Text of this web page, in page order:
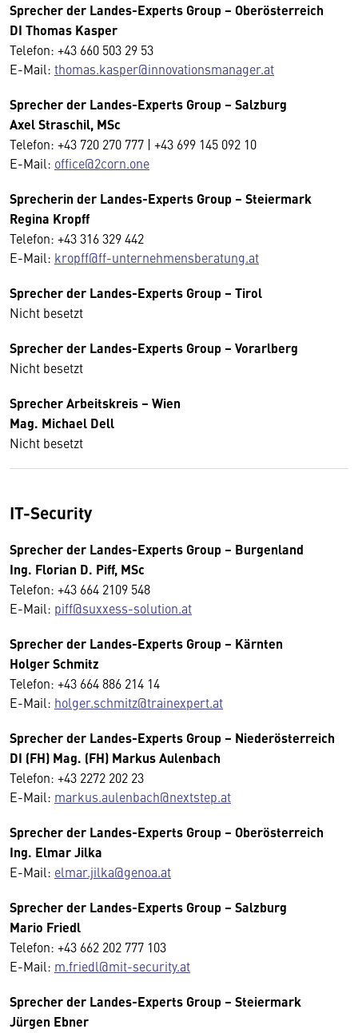
Sprecher der Landes-Experts Group – Oberösterreich
DI Thomas Kasper
Telefon: +43 660 503 29 53
E-Mail: thomas.kasper@innovationsmanager.at
Sprecher der Landes-Experts Group – Salzburg
Axel Straschil, MSc
Telefon: +43 720 270 777 | +43 699 145 092 10
E-Mail: office@2corn.one
Sprecherin der Landes-Experts Group – Steiermark
Regina Kropff
Telefon: +43 316 329 442
E-Mail: kropff@ff-unternehmensberatung.at
Sprecher der Landes-Experts Group – Tirol
Nicht besetzt
Sprecher der Landes-Experts Group – Vorarlberg
Nicht besetzt
SprecherArbeitskreis – Wien
Mag. Michael Dell
Nicht besetzt
IT-Security
Sprecher der Landes-Experts Group – Burgenland
Ing. Florian D. Piff, MSc
Telefon: +43 664 2109 548
E-Mail: piff@suxxess-solution.at
Sprecher der Landes-Experts Group – Kärnten
Holger Schmitz
Telefon: +43 664 886 214 14
E-Mail: holger.schmitz@trainexpert.at
Sprecher der Landes-Experts Group – Niederösterreich
DI (FH) Mag. (FH) Markus Aulenbach
Telefon: +43 2272 202 23
E-Mail: markus.aulenbach@nextstep.at
Sprecher der Landes-Experts Group – Oberösterreich
Ing. Elmar Jilka
E-Mail: elmar.jilka@genoa.at
Sprecher der Landes-Experts Group – Salzburg
Mario Friedl
Telefon: +43 662 202 777 103
E-Mail: m.friedl@mit-security.at
Sprecher der Landes-Experts Group – Steiermark
Jürgen Ebner